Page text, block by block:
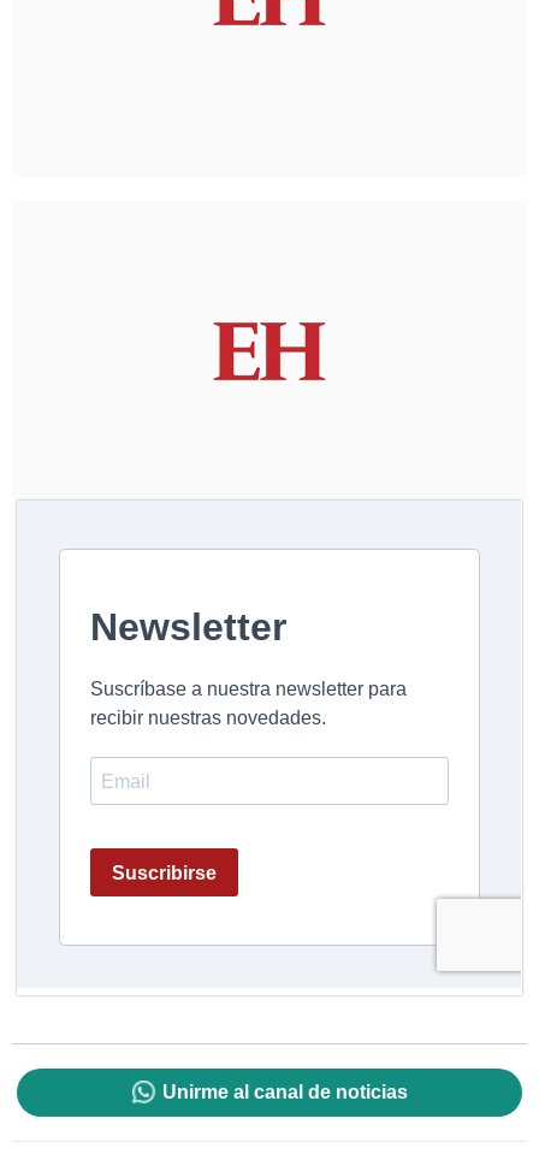
Unirme al canal de noticias